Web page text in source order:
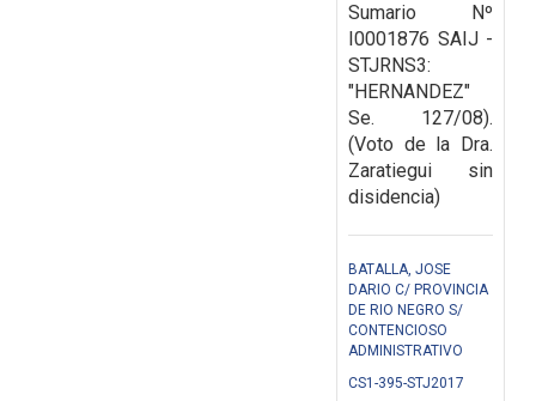
Sumario Nº
I0001876 SAIJ -
STJRNS3:
"HERNANDEZ"
Se. 127/08).
(Voto de la Dra.
Zaratiegui sin
disidencia)
BATALLA, JOSE
DARIO C/ PROVINCIA
DE RIO NEGRO S/
CONTENCIOSO
ADMINISTRATIVO
CS1-395-STJ2017